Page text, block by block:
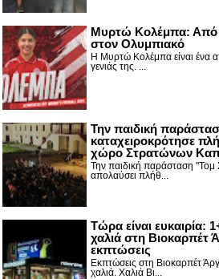
Μυρτώ Κολέμπα: Από
στον Ολυμπιακό
Η Μυρτώ Κολέμπα είναι ένα
γενιάς της. ...
Την παιδική
καταχειροκρότησε
χώρο Στρατώνων
Την παιδική παράσταση "Τομ
απολαύσει πλήθ...
Τώρα είναι ευκαιρία:
χαλιά στη Βιοκαρπέτ
εκπτώσεις
Εκπτώσεις στη Βιοκαρπέτ
χαλιά. Χαλιά Βι...